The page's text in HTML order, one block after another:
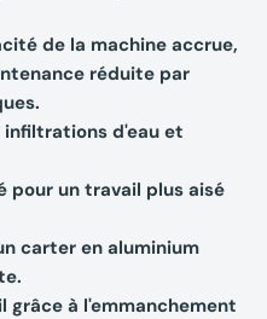
de la machine accrue,
réduite par
infiltrations d'eau et
pour un travail plus aisé
carter en aluminium
grâce à l'emmanchement